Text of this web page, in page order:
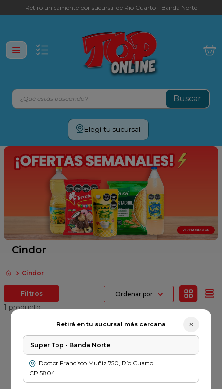
Retiro unicamente por sucursal de Rio Cuarto - Banda Norte
¿Qué estás buscando?
Elegí tu sucursal
Retirá en tu sucursal más cercana ✕
Super Top - Banda Norte
Doctor Francisco Muñiz 750, Río Cuarto
CP5804
Cindor
Cindor
Ordenar por
1 producto
CINDOR
Leche Cindor
Chocolatada x
200cc
2749
Términos más buscados
yerba
galletitas
queso
shampoo